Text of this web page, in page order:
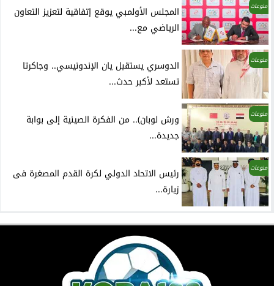
منوعات
المجلس الأولمبي يوقع إتفاقية لتعزيز التعاون
الرياضي مع...
منوعات
الدوسري يستقبل يان الإندونيسي.. وجاكرتا
تستعد لأكبر حدث...
منوعات
ورش لوبان).. من الفكرة الصينية إلى بوابة
جديدة...
منوعات
رئيس الاتحاد الدولي لكرة القدم المصغرة فى
زيارة...